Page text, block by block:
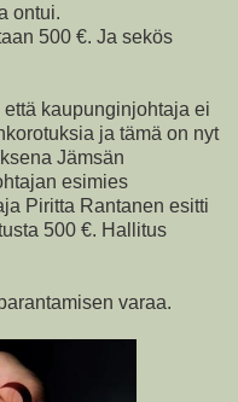
ontui.
500 €. Ja sekös
kaupunginjohtaja ei
ja tämä on nyt
Jämsän
esimies
Piritta Rantanen esitti
500 €. Hallitus
varaa.